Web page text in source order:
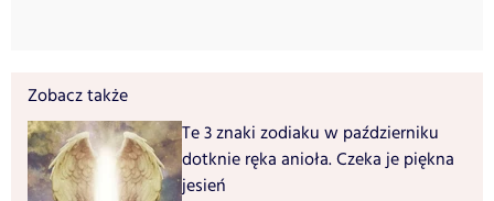
Zobacz także
Te 3 znaki zodiaku w październiku
dotknie ręka anioła. Czeka je piękna
jesień